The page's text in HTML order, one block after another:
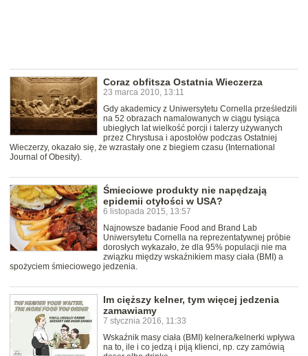
Coraz obfitsza Ostatnia Wieczerza
23 marca 2010, 13:11
Gdy akademicy z Uniwersytetu Cornella prześledzili
na 52 obrazach namalowanych w ciągu tysiąca
ubiegłych lat wielkość porcji i talerzy używanych
przez Chrystusa i apostołów podczas Ostatniej
Wieczerzy, okazało się, że wzrastały one z biegiem czasu (International
Journal of Obesity).
Śmieciowe produkty nie napędzają
epidemii otyłości w USA?
6 listopada 2015, 13:57
Najnowsze badanie Food and Brand Lab
Uniwersytetu Cornella na reprezentatywnej próbie
dorosłych wykazało, że dla 95% populacji nie ma
związku między wskaźnikiem masy ciała (BMI) a
spożyciem śmieciowego jedzenia.
Im cięższy kelner, tym więcej jedzenia
zamawiamy
7 stycznia 2016, 11:33
Wskaźnik masy ciała (BMI) kelnera/kelnerki wpływa
na to, ile i co jedzą i piją klienci, np. czy zamówią